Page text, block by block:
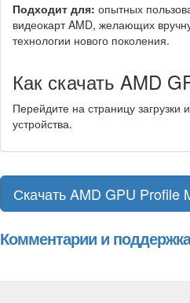
Подходит для: опытных
видеокарт AMD, желающих
технологии нового поколения.
Как скачать AMD
Перейдите на страницу
устройства.
Скачать AMD GPU Profile
Комментарии и поддержка